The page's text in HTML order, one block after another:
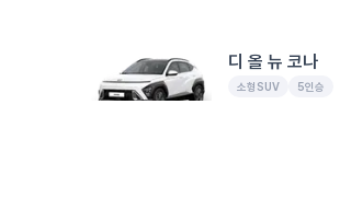
디 올 뉴 코나
소형SUV 5인승